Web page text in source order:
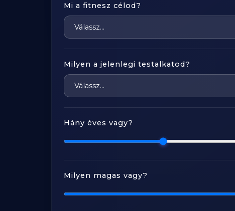
Mi a fitnesz célod?
Milyen a jelenlegi testalkatod?
Hány éves vagy?
Milyen magas vagy?